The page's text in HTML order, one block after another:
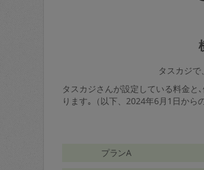
タスカジで
タスカジさんが設定している料金
ります｡（以下、2024年6月1日から
プランA